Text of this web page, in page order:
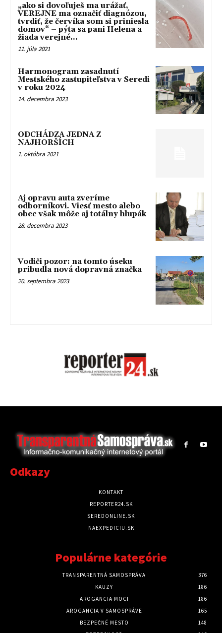
„ako si dovoľuješ ma urážať,
VEREJNE ma označiť diagnózou,
tvrdiť, že červíka som si priniesla
domov“ – pýta sa pani Helena a
žiada verejné...
11. júla 2021
Harmonogram zasadnutí
Mestského zastupiteľstva v Seredi
v roku 2024
14. decembra 2023
ODCHÁDZA JEDNA Z
NAJHORŠÍCH
1. októbra 2021
Aj opravu auta zveríme
odborníkovi. Viesť mesto alebo
obec však môže aj totálny hlupák
28. decembra 2023
Vodiči pozor: na tomto úseku
pribudla nová dopravná značka
20. septembra 2023
Odkazy
KONTAKT
REPORTER24.SK
SEREDONLINE.SK
NAEXPEDICIU.SK
Populárne kategórie
TRANSPARENTNÁ SAMOSPRÁVA
376
KAUZY
186
AROGANCIA MOCI
186
AROGANCIA V SAMOSPRÁVE
165
BEZPEČNÉ MESTO
148